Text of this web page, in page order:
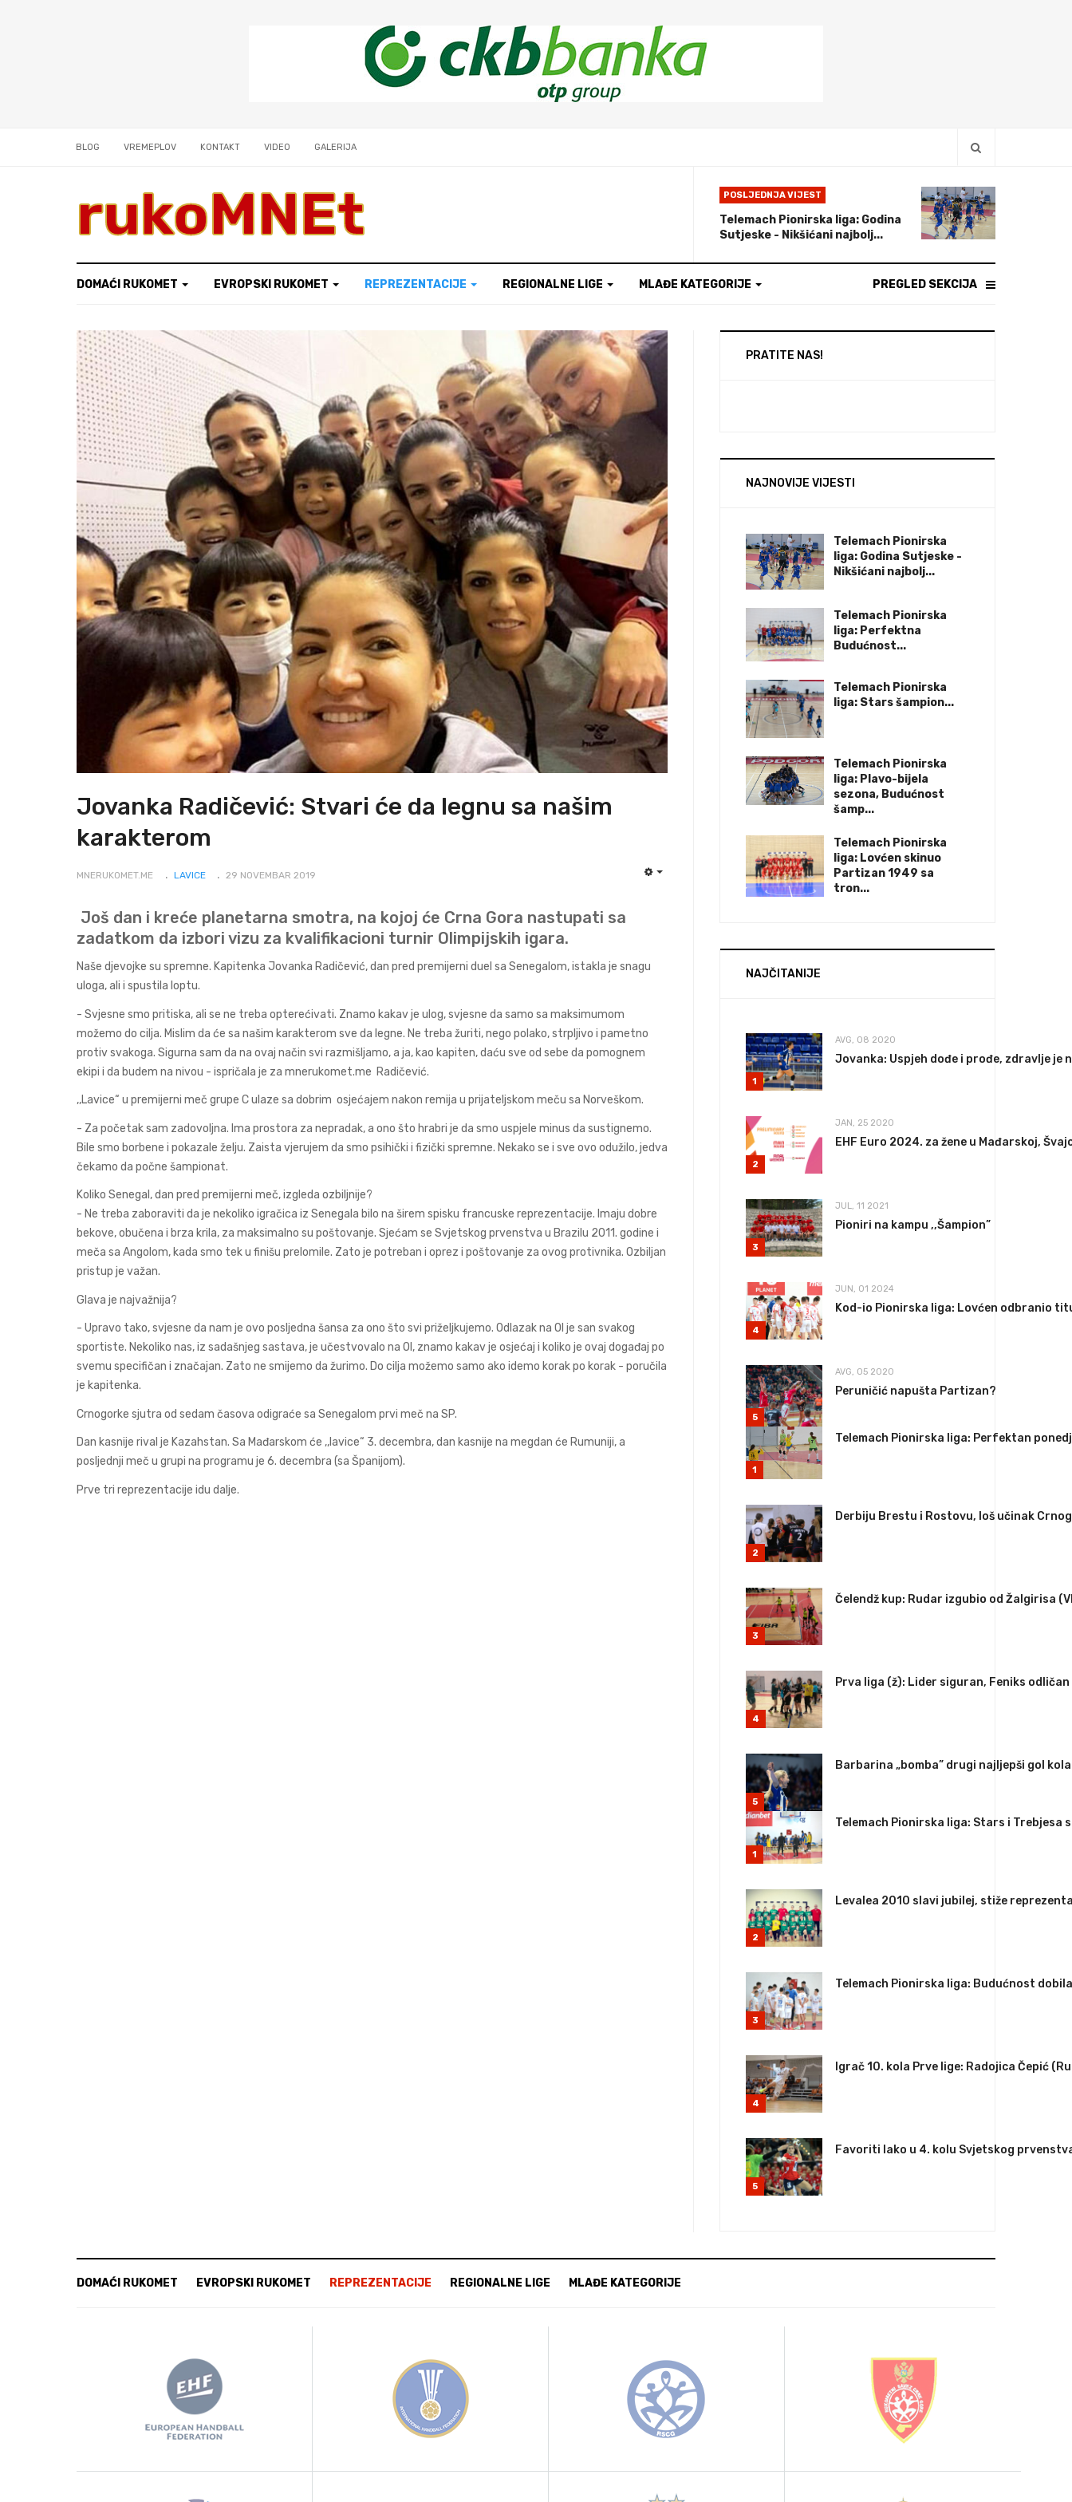
BLOG VREMEPLOV KONTAKT VIDEO GALERIJA
rukoMNEt POSLJEDNJA VIJEST
Telemach Pionirska liga: Godina
Sutjeske - Nikšićani najbolj...
DOMAĆI RUKOMET EVROPSKI RUKOMET REPREZENTACIJE REGIONALNE LIGE MLAĐE KATEGORIJE PREGLED SEKCIJA
Jovanka Radičević: Stvari će da legnu sa našim
karakterom
MNERUKOMET.ME LAVICE 29 NOVEMBAR 2019
Još dan i kreće planetarna smotra, na kojoj će Crna Gora nastupati sa
zadatkom da izbori vizu za kvalifikacioni turnir Olimpijskih igara.
Naše djevojke su spremne. Kapitenka Jovanka Radičević, dan pred premijerni duel sa Senegalom, istakla je snagu
uloga, ali i spustila loptu.
- Svjesne smo pritiska, ali se ne treba opterećivati. Znamo kakav je ulog, svjesne da samo sa maksimumom
možemo do cilja. Mislim da će sa našim karakterom sve da legne. Ne treba žuriti, nego polako, strpljivo i pametno
protiv svakoga. Sigurna sam da na ovaj način svi razmišljamo, a ja, kao kapiten, daću sve od sebe da pomognem
ekipi i da budem na nivou - ispričala je za mnerukomet.me Radičević.
,,Lavice“ u premijerni meč grupe C ulaze sa dobrim osjećajem nakon remija u prijateljskom meču sa Norveškom.
- Za početak sam zadovoljna. Ima prostora za nepradak, a ono što hrabri je da smo uspjele minus da sustignemo.
Bile smo borbene i pokazale želju. Zaista vjerujem da smo psihički i fizički spremne. Nekako se i sve ovo odužilo, jedva
čekamo da počne šampionat.
Koliko Senegal, dan pred premijerni meč, izgleda ozbiljnije?
- Ne treba zaboraviti da je nekoliko igračica iz Senegala bilo na širem spisku francuske reprezentacije. Imaju dobre
bekove, obučena i brza krila, za maksimalno su poštovanje. Sjećam se Svjetskog prvenstva u Brazilu 2011. godine i
meča sa Angolom, kada smo tek u finišu prelomile. Zato je potreban i oprez i poštovanje za ovog protivnika. Ozbiljan
pristup je važan.
Glava je najvažnija?
- Upravo tako, svjesne da nam je ovo posljedna šansa za ono što svi priželjkujemo. Odlazak na OI je san svakog
sportiste. Nekoliko nas, iz sadašnjeg sastava, je učestvovalo na OI, znamo kakav je osjećaj i koliko je ovaj događaj po
svemu specifičan i značajan. Zato ne smijemo da žurimo. Do cilja možemo samo ako idemo korak po korak - poručila
je kapitenka.
Crnogorke sjutra od sedam časova odigraće sa Senegalom prvi meč na SP.
Dan kasnije rival je Kazahstan. Sa Mađarskom će ,,lavice“ 3. decembra, dan kasnije na megdan će Rumuniji, a
posljednji meč u grupi na programu je 6. decembra (sa Španijom).
Prve tri reprezentacije idu dalje.
PRATITE NAS!
NAJNOVIJE VIJESTI
Telemach Pionirska
liga: Godina Sutjeske -
Nikšićani najbolj...
Telemach Pionirska
liga: Perfektna
Budućnost...
Telemach Pionirska
liga: Stars šampion...
Telemach Pionirska
liga: Plavo-bijela
sezona, Budućnost
šamp...
Telemach Pionirska
liga: Lovćen skinuo
Partizan 1949 sa
tron...
NAJČITANIJE
1
AVG, 08 2020
Jovanka: Uspjeh dođe i prođe, zdravlje je
2
JAN, 25 2020
EHF Euro 2024. za žene u Mađarskoj,
3
JUL, 11 2021
Pioniri na kampu ,,Šampion”
4
JUN, 01 2024
Kod-io Pionirska liga: Lovćen odbranio
5
AVG, 05 2020
Peruničić napušta Partizan?
1
Telemach Pionirska liga: Perfektan
2
Derbiju Brestu i Rostovu, loš učinak
3
Čelendž kup: Rudar izgubio od Žalgirisa
4
Prva liga (ž): Lider siguran, Feniks odličan
5
Barbarina „bomba” drugi najljepši gol kola
1
Telemach Pionirska liga: Stars i Trebjesa
2
Levalea 2010 slavi jubilej, stiže
3
Telemach Pionirska liga: Budućnost
4
Igrač 10. kola Prve lige: Radojica Čepić
5
Favoriti lako u 4. kolu Svjetskog
DOMAĆI RUKOMET EVROPSKI RUKOMET REPREZENTACIJE REGIONALNE LIGE MLAĐE KATEGORIJE